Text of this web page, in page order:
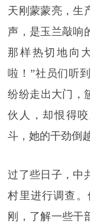
天刚蒙蒙亮，生
声，是玉兰敲响
那样热切地向
啦！”社员们听
纷纷走出大门，
伙人，却恨得
斗，她的干劲倒
过了些日子，中
村里进行调查
刚，了解一些干